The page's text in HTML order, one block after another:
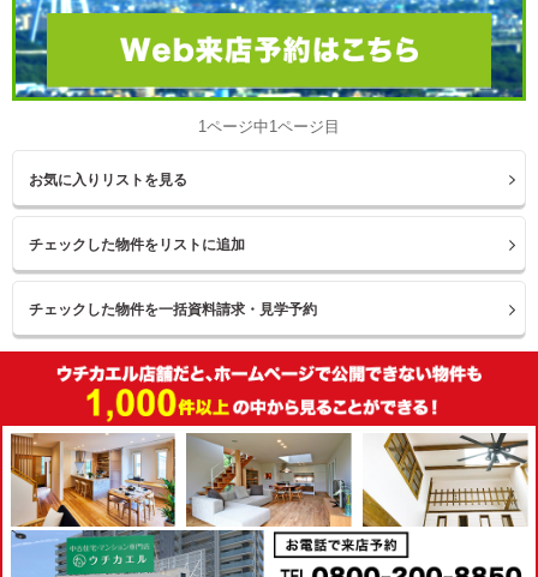
1ページ中1ページ目
お気に入りリストを見る